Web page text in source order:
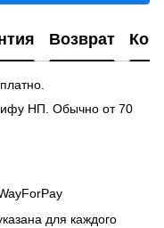
Возврат
НП. Обычно от 70
для каждого